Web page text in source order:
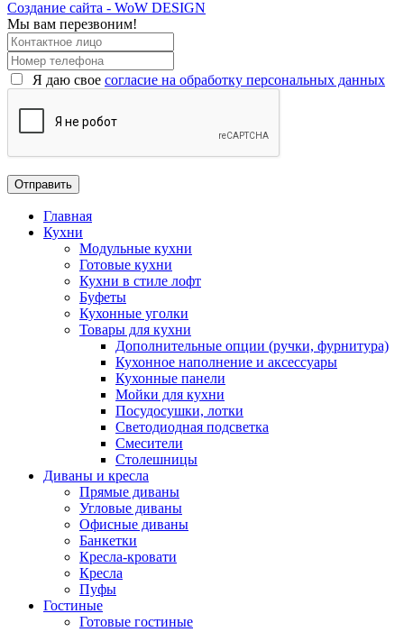
Создание сайта - WoW DESIGN
Мы вам перезвоним!
Я даю свое согласие на обработку персональных данных
Главная
Кухни
Модульные кухни
Готовые кухни
Кухни в стиле лофт
Буфеты
Кухонные уголки
Товары для кухни
Дополнительные опции (ручки, фурнитура)
Кухонное наполнение и аксессуары
Кухонные панели
Мойки для кухни
Посудосушки, лотки
Светодиодная подсветка
Смесители
Столешницы
Диваны и кресла
Прямые диваны
Угловые диваны
Офисные диваны
Банкетки
Кресла-кровати
Кресла
Пуфы
Гостиные
Готовые гостиные